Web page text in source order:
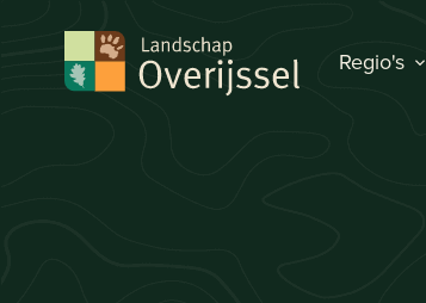
Regio's